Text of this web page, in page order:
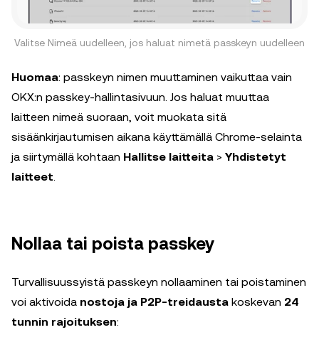
Valitse Nimeä uudelleen, jos haluat nimetä passkeyn uudelleen
Huomaa: passkeyn nimen muuttaminen vaikuttaa vain
OKX:n passkey-hallintasivuun. Jos haluat muuttaa
laitteen nimeä suoraan, voit muokata sitä
sisäänkirjautumisen aikana käyttämällä Chrome-selainta
ja siirtymällä kohtaan Hallitse laitteita > Yhdistetyt
laitteet.
Nollaa tai poista passkey
Turvallisuussyistä passkeyn nollaaminen tai poistaminen
voi aktivoida nostoja ja P2P-treidausta koskevan 24
tunnin rajoituksen: